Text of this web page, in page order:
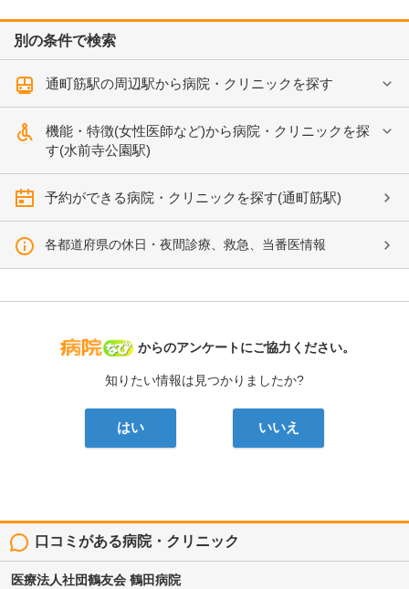
別の条件で検索
通町筋駅の周辺駅から病院・クリニックを探す
機能・特徴(女性医師など)から病院・クリニックを探
す(水前寺公園駅)
予約ができる病院・クリニックを探す(通町筋駅)
各都道府県の休日・夜間診療、救急、当番医情報
病院なび
からのアンケートにご協力ください。
知りたい情報は見つかりましたか?
はい いいえ
口コミがある病院・クリニック
医療法人社団鶴友会 鶴田病院